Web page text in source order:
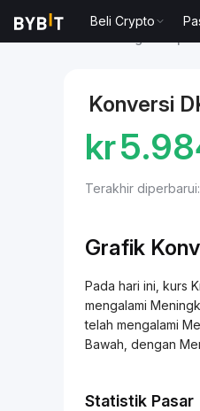
Beli Crypto
Konversi
kr
Terakhir
Grafik
Pada hari ini, kurs
mengalami
telah mengalami
Bawah, dengan
Statistik Pasar